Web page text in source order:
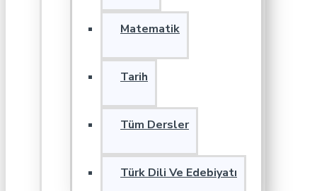
Matematik
Tarih
Tüm Dersler
Türk Dili Ve Edebiyatı